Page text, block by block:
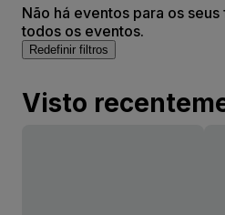
Não há eventos para os
todos os eventos.
Redefinir filtros
Visto